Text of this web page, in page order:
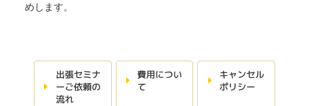
めします。
出張セミナ
ーご依頼の
流れ
費用につい
て
キャンセル
ポリシー